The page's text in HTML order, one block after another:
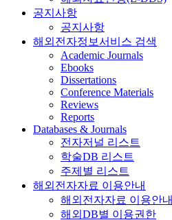
공지사항
공지사항
해외전자정보서비스 검색
Academic Journals
Ebooks
Dissertations
Conference Materials
Reviews
Reports
Databases & Journals
전자저널 리스트
학술DB 리스트
주제별 리스트
해외전자자료 이용안내
해외전자자료 이용안내
해외DB별 이용권한